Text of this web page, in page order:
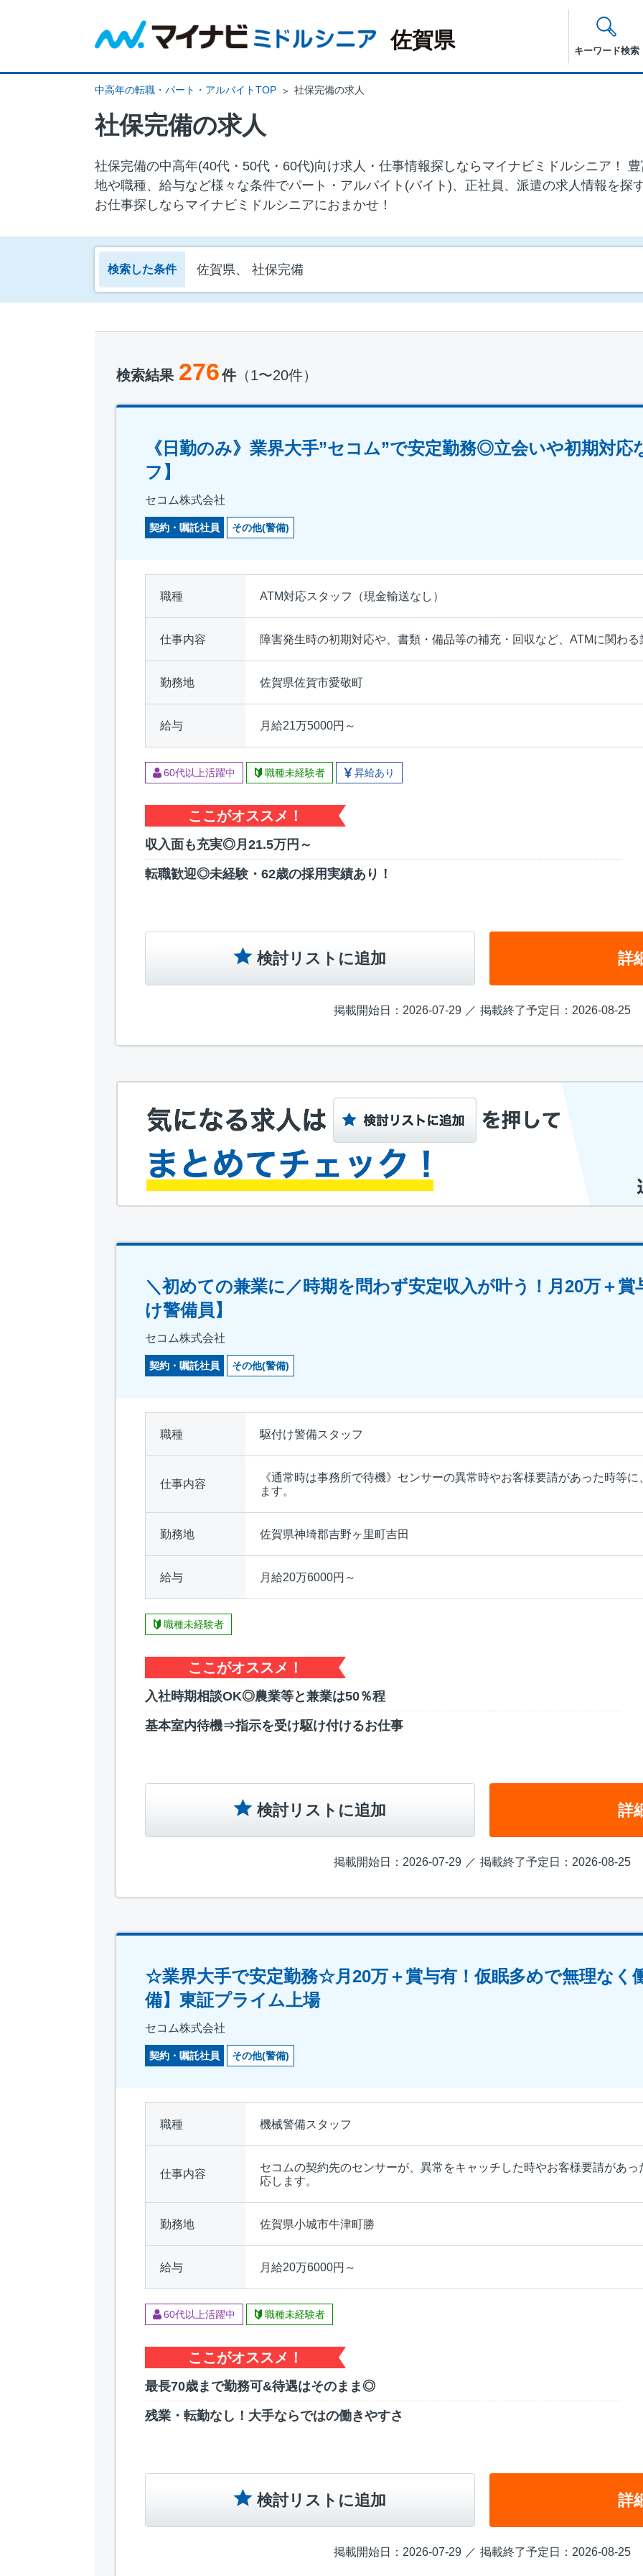
佐賀県 キーワード検索
中高年の転職・パート・アルバイトTOP 社保完備の求人
社保完備の求人
社保完備の中⾼年(40代・50代・60代)向け求⼈・仕事情報探しならマイナビミドルシニア！
地や職種、給与など様々な条件でパート・アルバイト(バイト)、正社員、派遣の求人情報を探
お仕事探しならマイナビミドルシニアにおまかせ！
検索した条件 佐賀県、 社保完備
検索結果 276件（1〜20件）
《日勤のみ》業界大手”セコム”で安定勤務◎立会いや初期対応
フ】
セコム株式会社
契約・嘱託社員 その他(警備)
職種 ATM対応スタッフ（現金輸送なし）
仕事内容 障害発生時の初期対応や、書類・備品等の補充・回収など、ATMに関わ
勤務地 佐賀県佐賀市愛敬町
給与 月給21万5000円～
60代以上活躍中 職種未経験者 昇給あり
ここがオススメ！
収入面も充実◎月21.5万円～
転職歓迎◎未経験・62歳の採用実績あり！
検討リストに追加 詳
掲載開始日：2026-07-29 掲載終了予定日：2026-08-25
＼初めての兼業に／時期を問わず安定収入が叶う！月20万＋
け警備員】
セコム株式会社
契約・嘱託社員 その他(警備)
職種 駆付け警備スタッフ
仕事内容
《通常時は事務所で待機》センサーの異常時やお客様要請があった時等
ます。
勤務地 佐賀県神埼郡吉野ヶ里町吉田
給与 月給20万6000円～
職種未経験者
ここがオススメ！
入社時期相談OK◎農業等と兼業は50％程
基本室内待機⇒指示を受け駆け付けるお仕事
検討リストに追加 詳
掲載開始日：2026-07-29 掲載終了予定日：2026-08-25
☆業界大手で安定勤務☆月20万＋賞与有！仮眠多めで無理なく
備】東証プライム上場
セコム株式会社
契約・嘱託社員 その他(警備)
職種 機械警備スタッフ
仕事内容
セコムの契約先のセンサーが、異常をキャッチした時やお客様要請があ
応します。
勤務地 佐賀県小城市牛津町勝
給与 月給20万6000円～
60代以上活躍中 職種未経験者
ここがオススメ！
最長70歳まで勤務可&待遇はそのまま◎
残業・転勤なし！大手ならではの働きやすさ
検討リストに追加 詳
掲載開始日：2026-07-29 掲載終了予定日：2026-08-25